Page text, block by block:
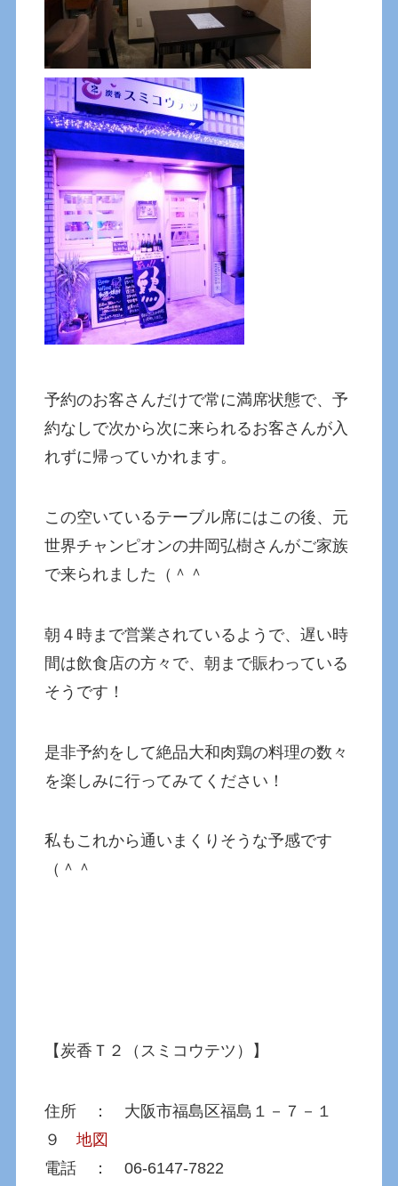
予約のお客さんだけで常に満席状態で、予
約なしで次から次に来られるお客さんが入
れずに帰っていかれます。
この空いているテーブル席にはこの後、元
世界チャンピオンの井岡弘樹さんがご家族
で来られました（＾＾
朝４時まで営業されているようで、遅い時
間は飲食店の方々で、朝まで賑わっている
そうです！
是非予約をして絶品大和肉鶏の料理の数々
を楽しみに行ってみてください！
私もこれから通いまくりそうな予感です
（＾＾
【炭香Ｔ２（スミコウテツ）】
住所 ： 大阪市福島区福島１－７－１
９地図
電話 ： 06-6147-7822